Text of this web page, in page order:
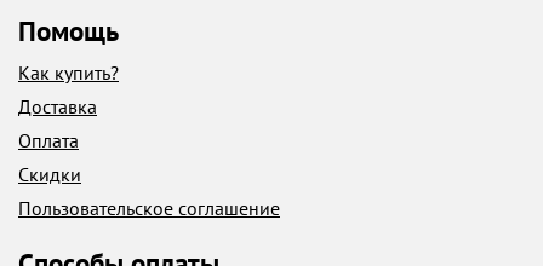
Помощь
Как купить?
Доставка
Оплата
Скидки
Пользовательское соглашение